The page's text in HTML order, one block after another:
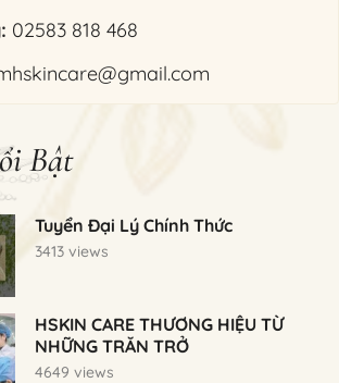
02583 818 468
Bật
Tuyển Đại Lý Chính Thức
3413 views
HSKIN CARE THƯƠNG HIỆU TỪ
NHỮNG TRĂN TRỞ
4649 views